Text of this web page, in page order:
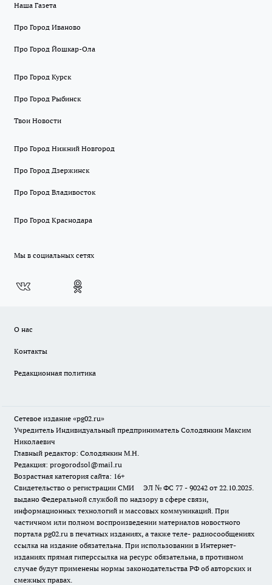
Наша Газета
Про Город Иваново
Про Город Йошкар-Ола
Про Город Курск
Про Город Рыбинск
Твои Новости
Про Город Нижний Новгород
Про Город Дзержинск
Про Город Владивосток
Про Город Краснодара
Мы в социальных сетях
О нас
Контакты
Редакционная политика
Сетевое издание «pg02.ru»
Учредитель Индивидуальный предприниматель Солодянкин Максим
Николаевич
Главный редактор: Солодянкин М.Н.
Редакция: progorodsol@mail.ru
Возрастная категория сайта: 16+
Свидетельство о регистрации СМИ ЭЛ № ФС 77 - 90242 от 22.10.2025.
выдано Федеральной службой по надзору в сфере связи,
информационных технологий и массовых коммуникаций. При
частичном или полном воспроизведении материалов новостного
портала pg02.ru в печатных изданиях, а также теле- радиосообщениях
ссылка на издание обязательна. При использовании в Интернет-
изданиях прямая гиперссылка на ресурс обязательна, в противном
случае будут применены нормы законодательства РФ об авторских и
смежных правах.